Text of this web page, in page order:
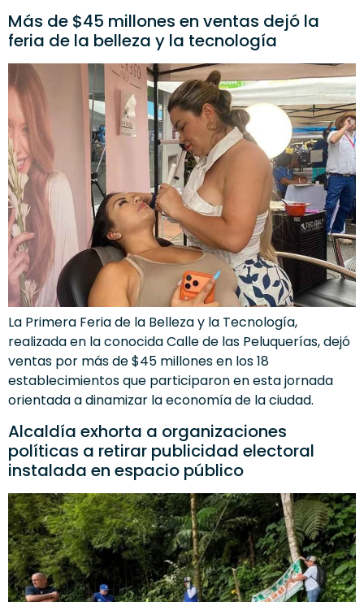
Más de $45 millones en ventas dejó la
feria de la belleza y la tecnología
La Primera Feria de la Belleza y la Tecnología,
realizada en la conocida Calle de las Peluquerías, dejó
ventas por más de $45 millones en los 18
establecimientos que participaron en esta jornada
orientada a dinamizar la economía de la ciudad.
Alcaldía exhorta a organizaciones
políticas a retirar publicidad electoral
instalada en espacio público